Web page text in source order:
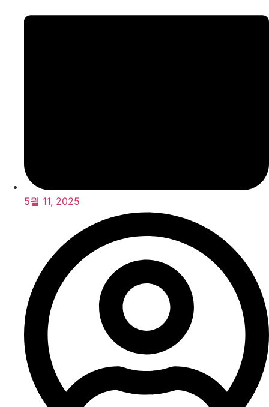
5월 11, 2025